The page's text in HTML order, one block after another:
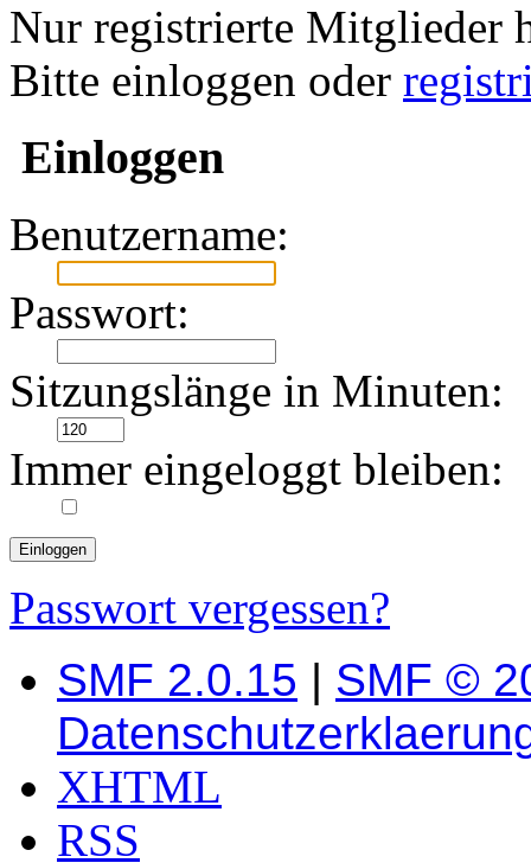
Nur registrierte Mitglieder
Bitte einloggen oder
Einloggen
Benutzername:
Passwort:
Sitzungslänge in Minuten:
Immer eingeloggt bleiben:
Passwort vergessen?
SMF 2.0.15 | SMF ©
XHTML
RSS